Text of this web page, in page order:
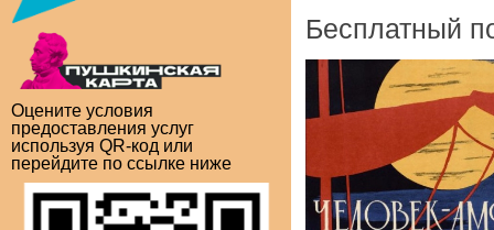
Оцените условия
предоставления услуг
используя QR-код или
перейдите по ссылке ниже
Бесплатный